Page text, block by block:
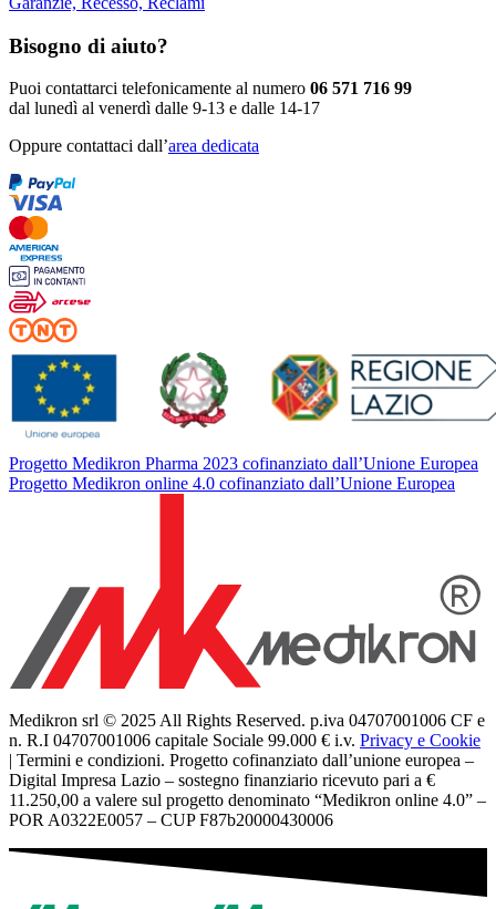
Bisogno di aiuto?
Puoi contattarci telefonicamente al numero 06 571 716 99
dal lunedì al venerdì dalle 9-13 e dalle 14-17
Oppure contattaci dall’area dedicata
Progetto Medikron Pharma 2023 cofinanziato dall’Unione Europea
Progetto Medikron online 4.0 cofinanziato dall’Unione Europea
Medikron srl © 2025 All Rights Reserved. p.iva 04707001006 CF e
n. R.I 04707001006 capitale Sociale 99.000 € i.v. Privacy e Cookie
| Termini e condizioni. Progetto cofinanziato dall’unione europea –
Digital Impresa Lazio – sostegno finanziario ricevuto pari a €
11.250,00 a valere sul progetto denominato “Medikron online 4.0” –
POR A0322E0057 – CUP F87b20000430006